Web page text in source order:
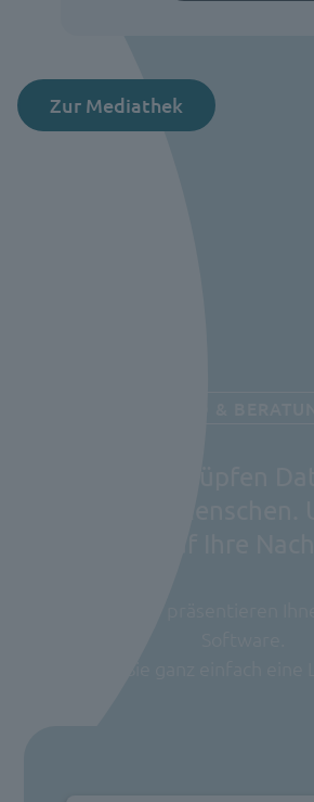
Zur Mediathek